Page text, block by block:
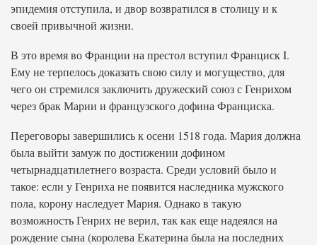
эпидемия отступила, и двор возвратился в столицу и к
своей привычной жизни.
В это время во Франции на престол вступил Франциск I.
Ему не терпелось доказать свою силу и могущество, для
чего он стремился заключить дружеский союз с Генрихом
через брак Марии и французского дофина Франциска.
Переговоры завершились к осени 1518 года. Мария должна
была выйти замуж по достижении дофином
четырнадцатилетнего возраста. Среди условий было и
такое: если у Генриха не появится наследника мужского
пола, корону наследует Мария. Однако в такую
возможность Генрих не верил, так как еще надеялся на
рождение сына (королева Екатерина была на последних